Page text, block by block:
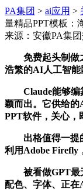
PA集团 > ai应用 >
量精品PPT模板：
来源：安徽PA集
免费起头制做之
浩繁的AI人工智能
Claude能够编纂
颖而出。它供给
PPT软件，关心，
出格值得一提的
利用Adobe Firefly
被看做GPT最无
配色、字体、正在